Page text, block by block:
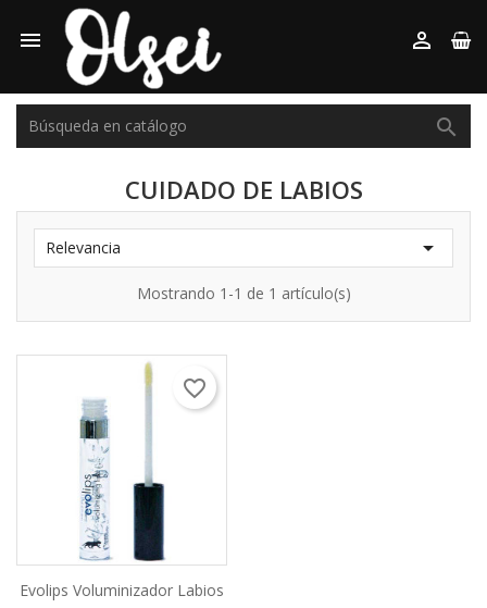
 

CUIDADO DE LABIOS
Relevancia 
Mostrando 1-1 de 1 artículo(s)
Evolips Voluminizador Labios
favorite_border